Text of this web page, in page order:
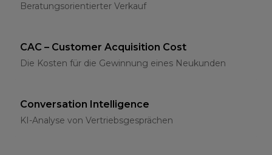
Beratungsorientierter Verkauf
CAC – Customer Acquisition Cost
Die Kosten für die Gewinnung eines Neukunden
Conversation Intelligence
KI-Analyse von Vertriebsgesprächen